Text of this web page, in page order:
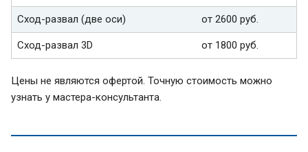
Сход-развал (две оси) от 2600 руб.
Сход-развал 3D от 1800 руб.
Цены не являются офертой. Точную стоимость можно
узнать у мастера-консультанта.